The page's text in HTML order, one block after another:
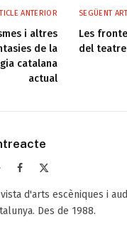
ANTERIOR
i altres
de la
catalana
actual
SEGÜENT
Les
del
Web Facebook
d'arts escèniques i
Des de 1988.